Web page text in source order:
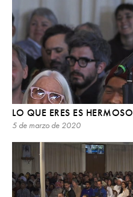
LO QUE ERES ES HERMOSO
5 de marzo de 2020